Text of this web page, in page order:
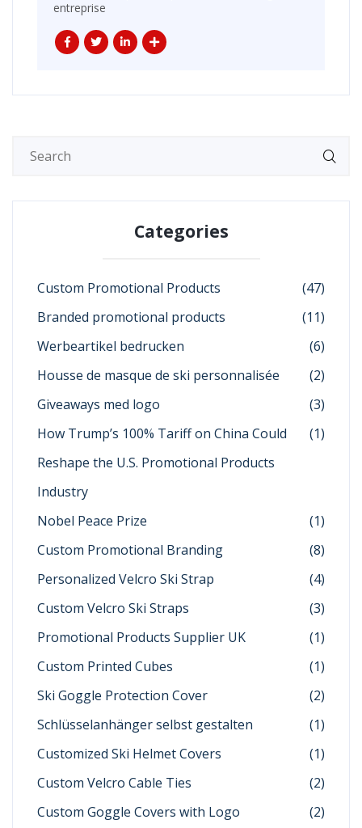
entreprise
Categories
Custom Promotional Products
(47)
Branded promotional products
(11)
Werbeartikel bedrucken
(6)
Housse de masque de ski personnalisée
(2)
Giveaways med logo
(3)
How Trump’s 100% Tariff on China Could
Reshape the U.S. Promotional Products
Industry
(1)
Nobel Peace Prize
(1)
Custom Promotional Branding
(8)
Personalized Velcro Ski Strap
(4)
Custom Velcro Ski Straps
(3)
Promotional Products Supplier UK
(1)
Custom Printed Cubes
(1)
Ski Goggle Protection Cover
(2)
Schlüsselanhänger selbst gestalten
(1)
Customized Ski Helmet Covers
(1)
Custom Velcro Cable Ties
(2)
Custom Goggle Covers with Logo
(2)